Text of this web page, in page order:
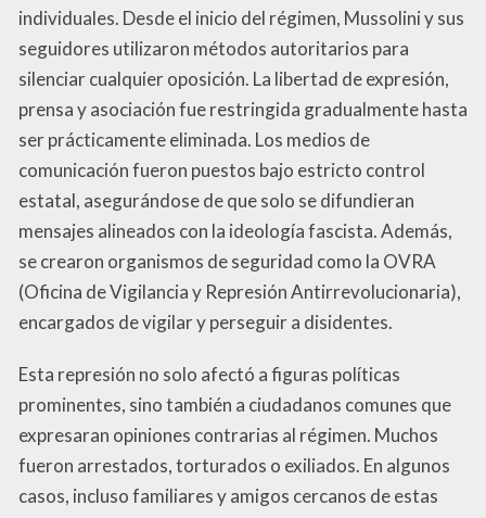
individuales. Desde el inicio del régimen, Mussolini y sus
seguidores utilizaron métodos autoritarios para
silenciar cualquier oposición. La libertad de expresión,
prensa y asociación fue restringida gradualmente hasta
ser prácticamente eliminada. Los medios de
comunicación fueron puestos bajo estricto control
estatal, asegurándose de que solo se difundieran
mensajes alineados con la ideología fascista. Además,
se crearon organismos de seguridad como la OVRA
(Oficina de Vigilancia y Represión Antirrevolucionaria),
encargados de vigilar y perseguir a disidentes.
Esta represión no solo afectó a figuras políticas
prominentes, sino también a ciudadanos comunes que
expresaran opiniones contrarias al régimen. Muchos
fueron arrestados, torturados o exiliados. En algunos
casos, incluso familiares y amigos cercanos de estas